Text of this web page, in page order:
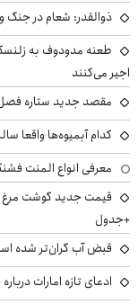
ذوالقدر: شعام در جنگ و
طعنه مدودوف به
اجیر می‌کنند
مقصد جدید ستاره فصل
کدام آبمیوه‌ها واقعا
معرفی انواع المنت
+جدول
قبض آب گران‌تر شده
ادعای تازه امارات